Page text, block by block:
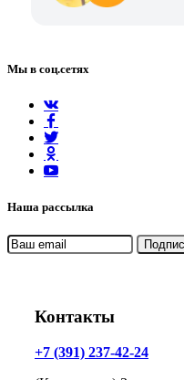
Мы в соц.сетях
Наша рассылка
Контакты
+7 (391) 237-42-24